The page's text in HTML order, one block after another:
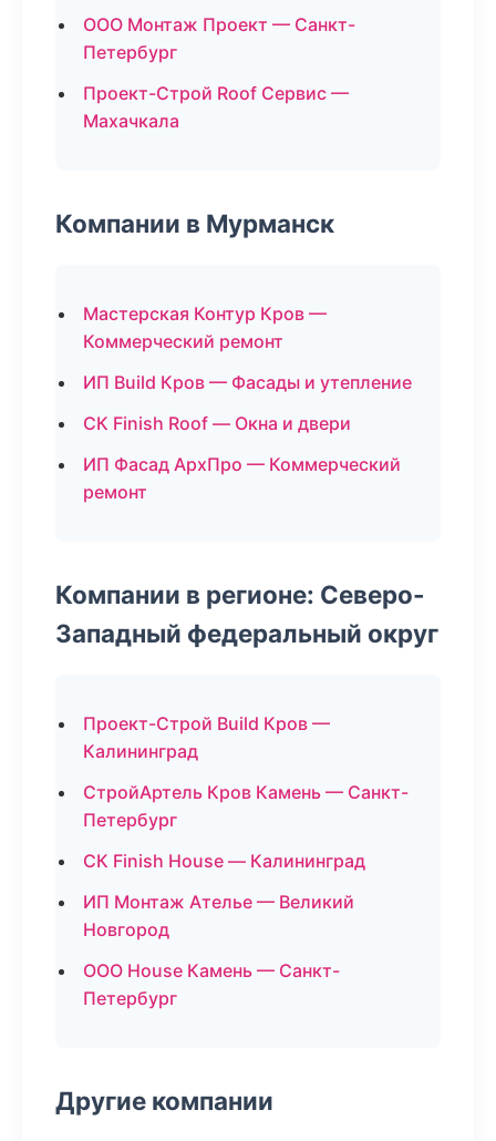
ООО Монтаж Проект — Санкт-
Петербург
Проект-Строй Roof Сервис —
Махачкала
Компании в Мурманск
Мастерская Контур Кров —
Коммерческий ремонт
ИП Build Кров — Фасады и утепление
СК Finish Roof — Окна и двери
ИП Фасад АрхПро — Коммерческий
ремонт
Компании в регионе: Северо-
Западный федеральный округ
Проект-Строй Build Кров —
Калининград
СтройАртель Кров Камень — Санкт-
Петербург
СК Finish House — Калининград
ИП Монтаж Ателье — Великий
Новгород
ООО House Камень — Санкт-
Петербург
Другие компании